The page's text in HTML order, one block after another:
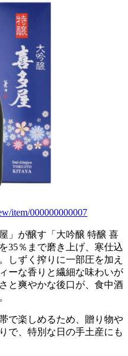
item/000000000007
」が醸す「大吟醸 特醸 喜
35％まで磨き上げ、寒仕込
しずく搾りに一部圧を加え
ーな香りと繊細な味わいが
と爽やかな後口が、食中酒
で楽しめるため、贈り物や
で、特別な日の手土産にも